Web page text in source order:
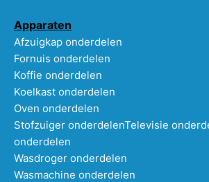
Apparaten
Afzuigkap onderdelen
Fornuis onderdelen
Koffie onderdelen
Koelkast onderdelen
Oven onderdelen
Stofzuiger onderdelenTelevisie
onderdelen
Wasdroger onderdelen
Wasmachine onderdelen